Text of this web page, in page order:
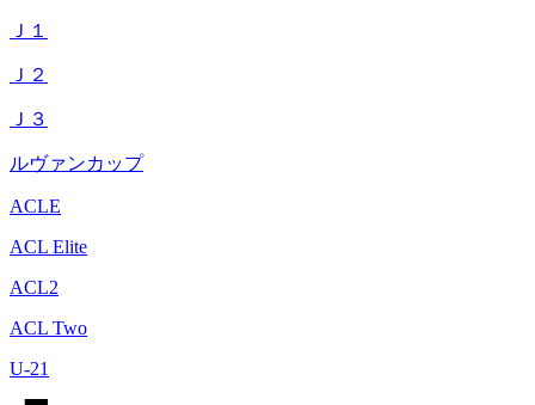
Ｊ１
Ｊ２
Ｊ３
ルヴァンカップ
ACLE
ACL Elite
ACL2
ACL Two
U-21